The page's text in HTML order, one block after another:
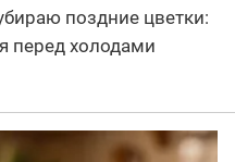
поздние цветки:
перед холодами